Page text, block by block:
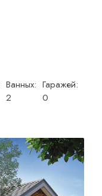
Ванных:
2
Гаражей:
0